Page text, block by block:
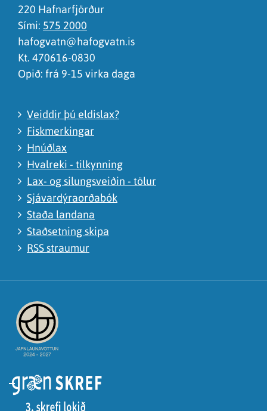
220 Hafnarfjörður
Sími: 575 2000
hafogvatn@hafogvatn.is
Kt. 470616-0830
Opið: frá 9-15 virka daga
Veiddir þú eldislax?
Fiskmerkingar
Hnúðlax
Hvalreki - tilkynning
Lax- og silungsveiðin - tölur
Sjávardýraorðabók
Staða landana
Staðsetning skipa
RSS straumur